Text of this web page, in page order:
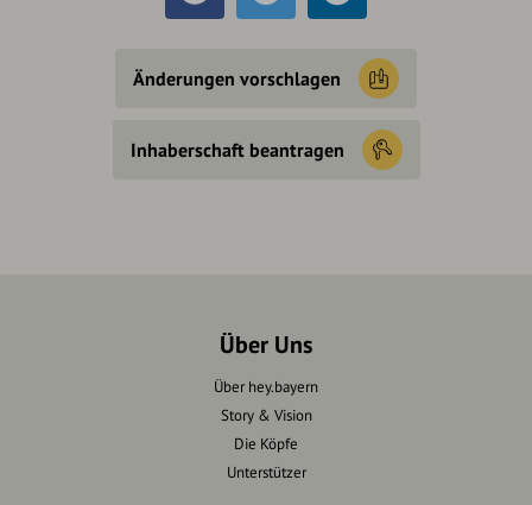
Änderungen vorschlagen
Inhaberschaft beantragen
Über Uns
Über hey.bayern
Story & Vision
Die Köpfe
Unterstützer